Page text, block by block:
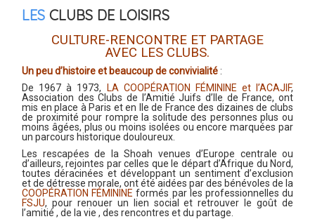
LES CLUBS DE LOISIRS
CULTURE-RENCONTRE ET PARTAGE
AVEC LES CLUBS.
Un peu d’histoire et beaucoup de convivialité :
De 1967 à 1973,
LA COOPÉRATION FÉMININE et l’ACAJIF,
Association des Clubs de l’Amitié Juifs d’Ile de France, ont
mis en place à Paris et en Ile de France des dizaines de clubs
de proximité pour rompre la solitude des personnes plus ou
moins âgées, plus ou moins isolées ou encore marquées par
un parcours historique douloureux.
Les rescapées de la Shoah venues d’Europe centrale ou
d’ailleurs, rejointes par celles que le départ d’Afrique du Nord,
toutes déracinées et développant un sentiment d’exclusion
et de détresse morale, ont été aidées par des bénévoles de la
COOPÉRATION FÉMININE formés par les professionnelles du
FSJU, pour renouer un lien social et retrouver le goût de
l’amitié , de la vie , des rencontres et du partage.